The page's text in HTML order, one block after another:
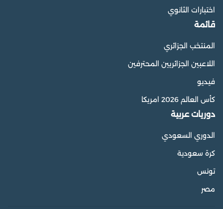
اختبارات الثانوي
قائمة
المنتخب الجزائري
اللاعبين الجزائريين المحترفين
فيديو
كأس العالم 2026 امريكا
دوريات عربية
الدوري السعودي
كرة سعودية
تونس
مصر